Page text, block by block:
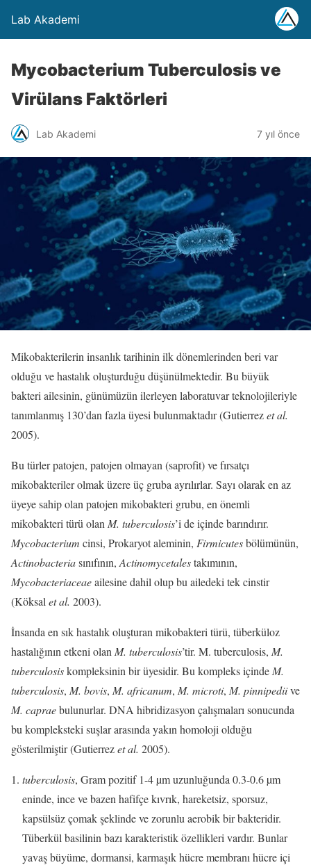
Lab Akademi
Mycobacterium Tuberculosis ve
Virülans Faktörleri
Lab Akademi 7 yıl önce
Mikobakterilerin insanlık tarihinin ilk dönemlerinden beri var
olduğu ve hastalık oluşturduğu düşünülmektedir. Bu büyük
bakteri ailesinin, günümüzün ilerleyen laboratuvar teknolojileriyle
tanımlanmış 130’dan fazla üyesi bulunmaktadır (Gutierrezet al.
2005).
Bu türler patojen, patojen olmayan (saprofit) ve fırsatçı
mikobakteriler olmak üzere üç gruba ayrılırlar. Sayı olarak en az
üyeye sahip olan patojen mikobakteri grubu, en önemli
mikobakteri türü olan M. tuberculosis’i de içinde barındırır.
Mycobacterium cinsi, Prokaryot aleminin, Firmicutesbölümünün,
Actinobacteriasınıfının, Actinomycetalestakımının,
Mycobacteriaceaeailesine dahil olup bu ailedeki tek cinstir
(Köksal et al. 2003).
İnsanda en sık hastalık oluşturan mikobakteri türü, tüberküloz
hastalığının etkeni olan M. tuberculosis’tir. M. tuberculosis, M.
tuberculosiskompleksinin bir üyesidir. Bu kompleks içinde M.
tuberculosis, M. bovis, M. africanum, M. microti, M. pinnipediive
M. capraebulunurlar. DNA hibridizasyon çalışmaları sonucunda
bu kompleksteki suşlar arasında yakın homoloji olduğu
gösterilmiştir (Gutierrezet al. 2005).
tuberculosis, Gram pozitif 1-4 µm uzunluğunda 0.3-0.6 µm
eninde, ince ve bazen hafifçe kıvrık, hareketsiz, sporsuz,
kapsülsüz çomak şeklinde ve zorunlu aerobik bir bakteridir.
Tüberkül basilinin bazı karakteristik özellikleri vardır. Bunlar
yavaş büyüme, dormansi, karmaşık hücre membranı hücre içi